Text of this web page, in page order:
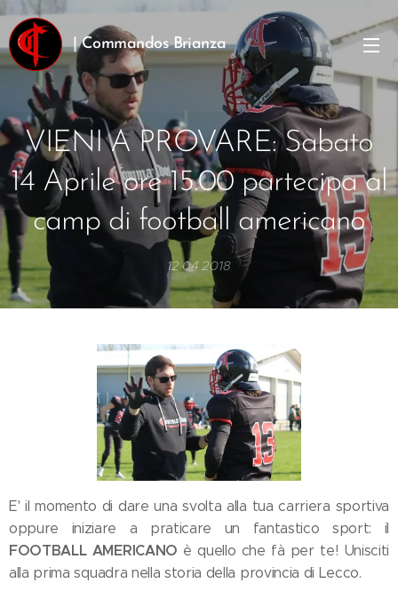
| Commandos Brianza
VIENI A PROVARE: Sabato
14 Aprile ore 15.00 partecipa al
camp di football americano
12.04.2018
E' il momento di dare una svolta alla tua carriera sportiva
oppure iniziare a praticare un fantastico sport: il
FOOTBALL AMERICANO è quello che fà per te! Unisciti
alla prima squadra nella storia della provincia di Lecco.